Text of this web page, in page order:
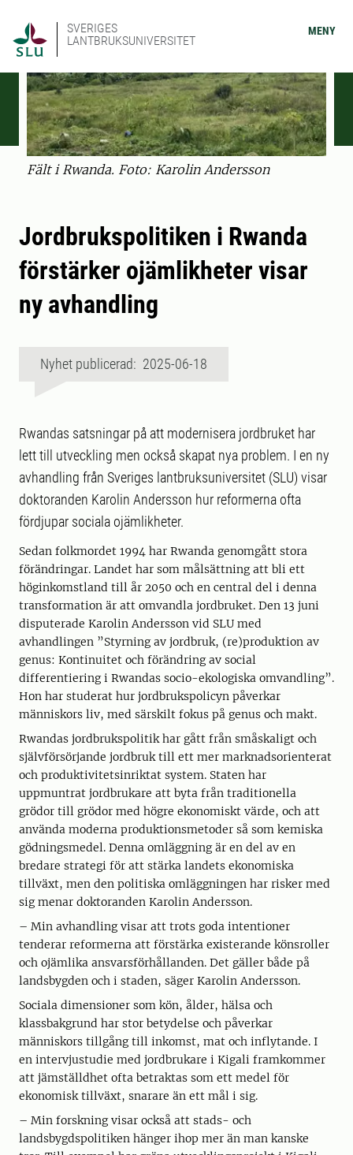
SVERIGES
LANTBRUKSUNIVERSITET
MENY
Fält i Rwanda. Foto: Karolin Andersson
Jordbrukspolitiken i Rwanda
förstärker ojämlikheter visar
ny avhandling
Nyhet publicerad: 2025-06-18
Rwandas satsningar på att modernisera jordbruket har
lett till utveckling men också skapat nya problem. I en ny
avhandling från Sveriges lantbruksuniversitet (SLU) visar
doktoranden Karolin Andersson hur reformerna ofta
fördjupar sociala ojämlikheter.
Sedan folkmordet 1994 har Rwanda genomgått stora
förändringar. Landet har som målsättning att bli ett
höginkomstland till år 2050 och en central del i denna
transformation är att omvandla jordbruket. Den 13 juni
disputerade Karolin Andersson vid SLU med
avhandlingen ”Styrning av jordbruk, (re)produktion av
genus: Kontinuitet och förändring av social
differentiering i Rwandas socio-ekologiska omvandling”.
Hon har studerat hur jordbrukspolicyn påverkar
människors liv, med särskilt fokus på genus och makt.
Rwandas jordbrukspolitik har gått från småskaligt och
självförsörjande jordbruk till ett mer marknadsorienterat
och produktivitetsinriktat system. Staten har
uppmuntrat jordbrukare att byta från traditionella
grödor till grödor med högre ekonomiskt värde, och att
använda moderna produktionsmetoder så som kemiska
gödningsmedel. Denna omläggning är en del av en
bredare strategi för att stärka landets ekonomiska
tillväxt, men den politiska omläggningen har risker med
sig menar doktoranden Karolin Andersson.
– Min avhandling visar att trots goda intentioner
tenderar reformerna att förstärka existerande könsroller
och ojämlika ansvarsförhållanden. Det gäller både på
landsbygden och i staden, säger Karolin Andersson.
Sociala dimensioner som kön, ålder, hälsa och
klassbakgrund har stor betydelse och påverkar
människors tillgång till inkomst, mat och inflytande. I
en intervjustudie med jordbrukare i Kigali framkommer
att jämställdhet ofta betraktas som ett medel för
ekonomisk tillväxt, snarare än ett mål i sig.
– Min forskning visar också att stads- och
landsbygdspolitiken hänger ihop mer än man kanske